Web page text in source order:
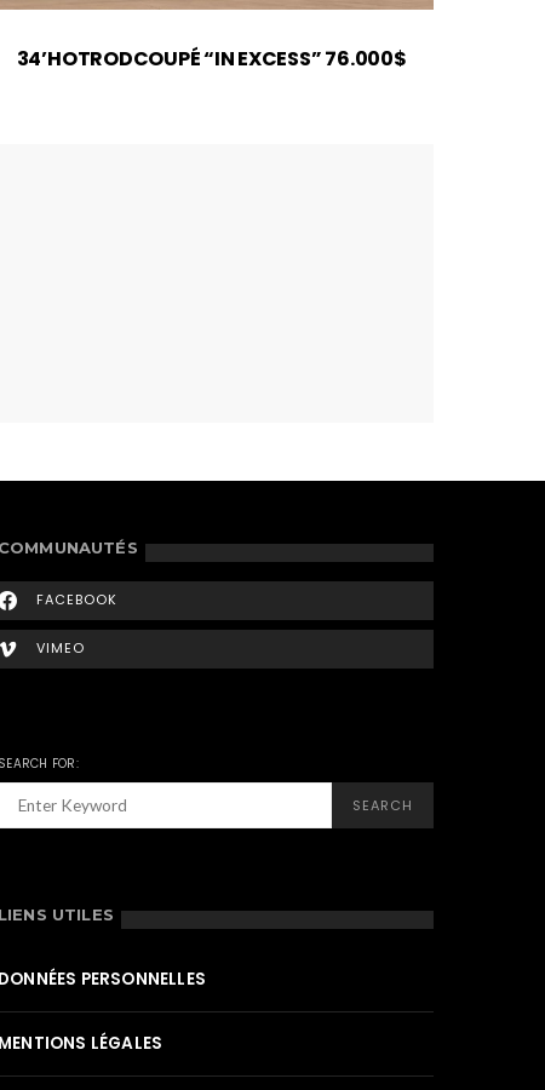
34’HOTRODCOUPÉ “IN EXCESS” 76.000$
COMMUNAUTÉS
FACEBOOK
VIMEO
SEARCH FOR:
SEARCH
LIENS UTILES
DONNÉES PERSONNELLES
MENTIONS LÉGALES